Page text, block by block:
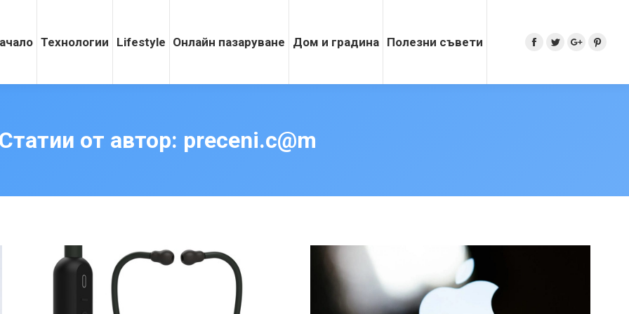
Технологии Lifestyle Онлайн пазаруване Дом и градина Полезни съвети Search:Facebook
TwitterGoogle+
от автор: preceni.c@m